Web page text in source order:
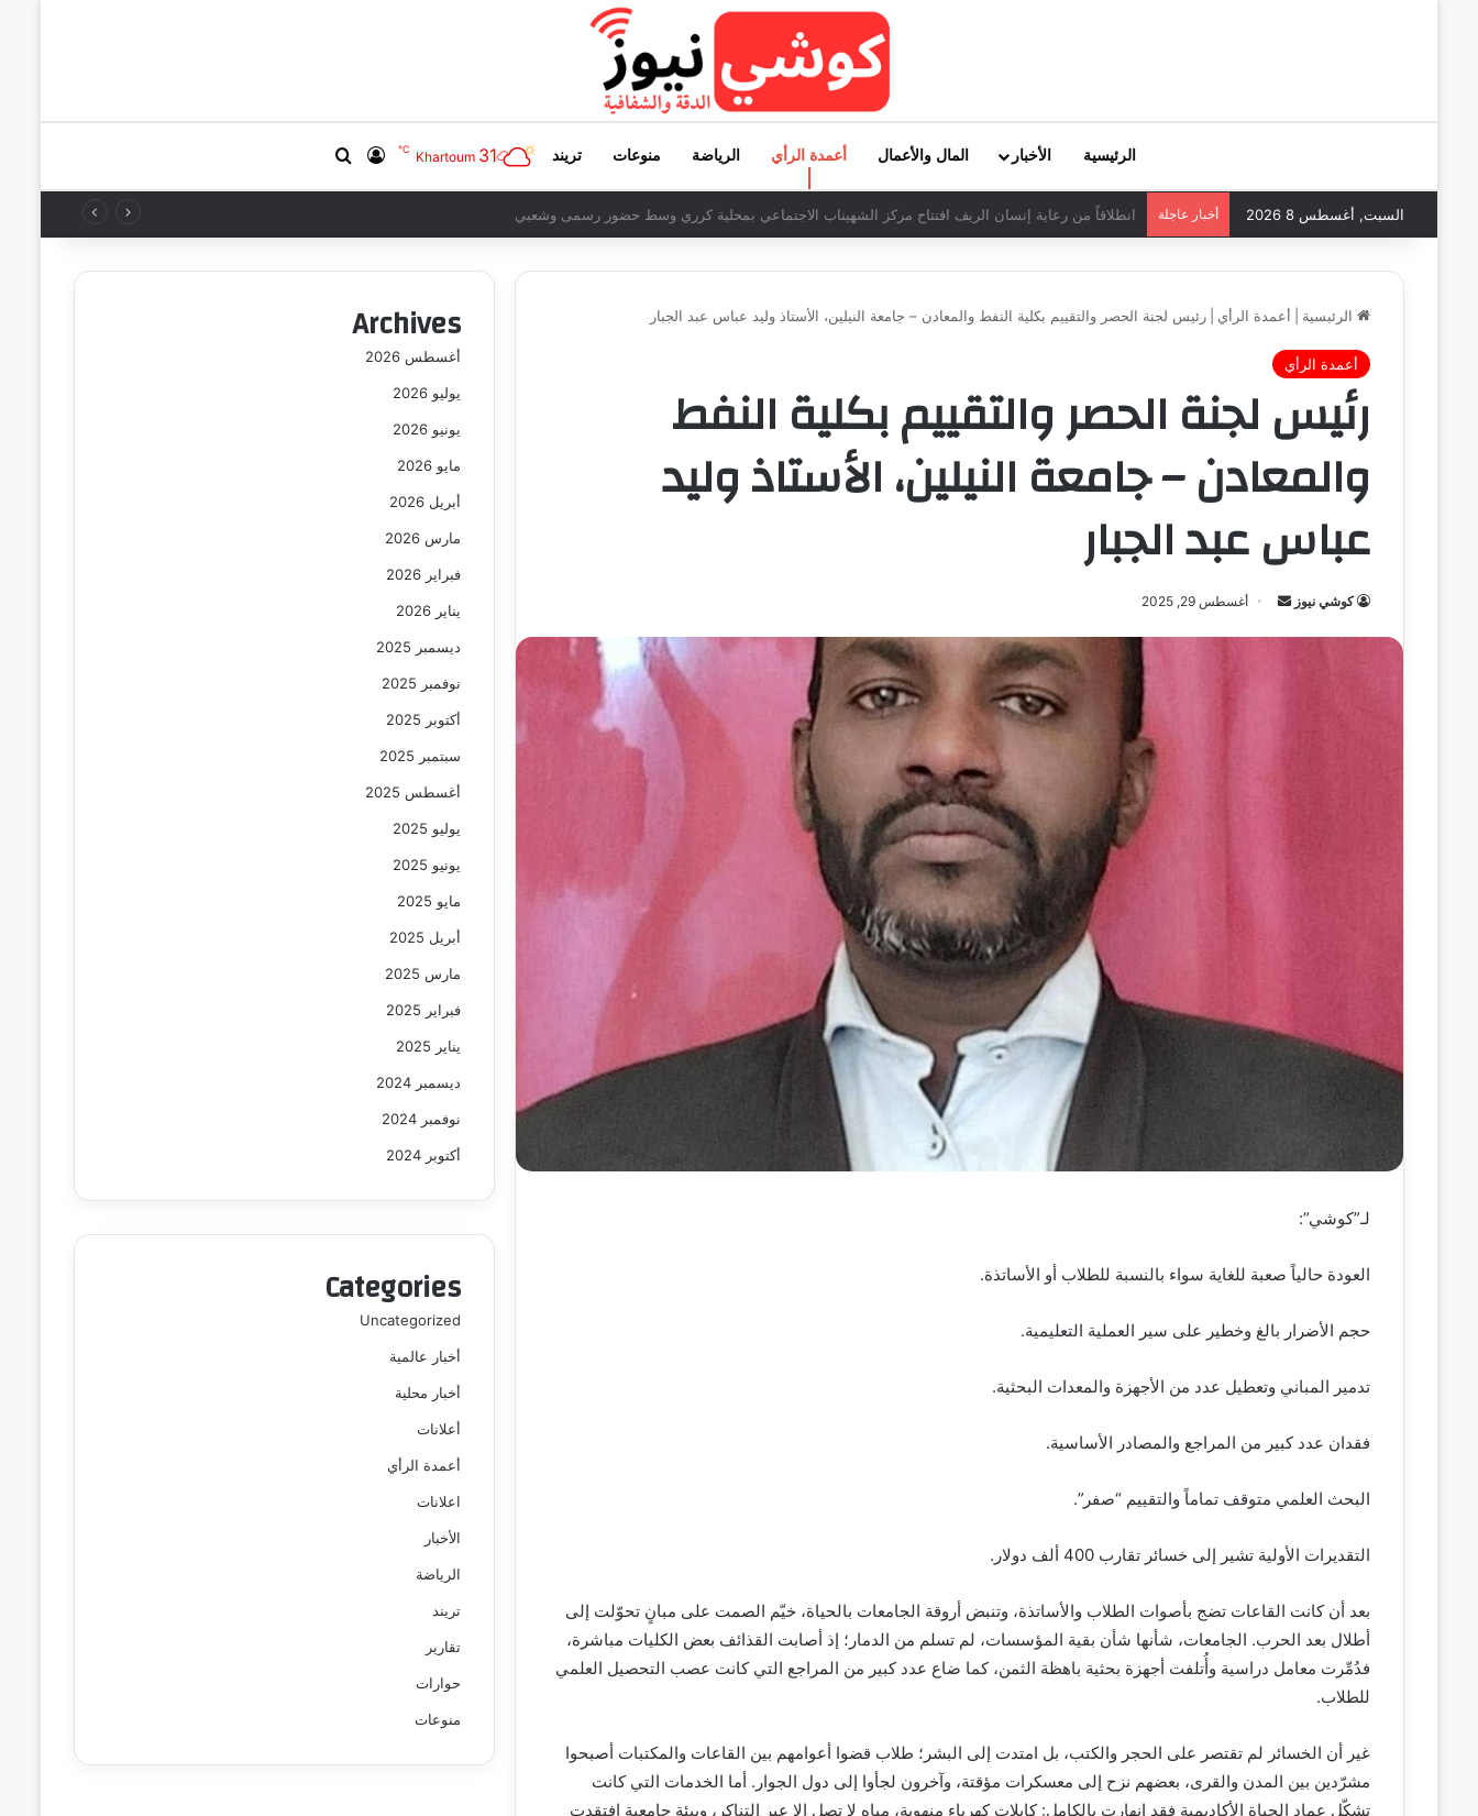
الرئيسية الأخبار المال والأعمال أعمدة الرأي الرياضة منوعات تريند Khartoum 31
℃ تسجيل الدخول
السبت, أغسطس 8 2026 أخبار عاجلة وزير الثقافة والإعلام والآثار والسياحة يكتب: جيش منتصر.. وشعب مقتدر
الرئيسية أعمدة الرأي رئيس لجنة الحصر والتقييم بكلية النفط والمعادن – جامعة النيلين، الأستاذ وليد عباس عبد الجبار
أعمدة الرأي
رئيس لجنة الحصر والتقييم بكلية النفط
والمعادن – جامعة النيلين، الأستاذ وليد
عباس عبد الجبار
كوشي نيوز أغسطس 29, 2025
لـ”كوشي”:
العودة حالياً صعبة للغاية سواء بالنسبة للطلاب أو الأساتذة.
حجم الأضرار بالغ وخطير على سير العملية التعليمية.
تدمير المباني وتعطيل عدد من الأجهزة والمعدات البحثية.
فقدان عدد كبير من المراجع والمصادر الأساسية.
البحث العلمي متوقف تماماً والتقييم “صفر”.
التقديرات الأولية تشير إلى خسائر تقارب 400 ألف دولار.
بعد أن كانت القاعات تضج بأصوات الطلاب والأساتذة، وتنبض أروقة الجامعات بالحياة، خيّم الصمت على مبانٍ تحوّلت إلى
أطلال بعد الحرب. الجامعات، شأنها شأن بقية المؤسسات، لم تسلم من الدمار؛ إذ أصابت القذائف بعض الكليات مباشرة،
فدُمِّرت معامل دراسية وأُتلفت أجهزة بحثية باهظة الثمن، كما ضاع عدد كبير من المراجع التي كانت عصب التحصيل العلمي
للطلاب.
غير أن الخسائر لم تقتصر على الحجر والكتب، بل امتدت إلى البشر؛ طلاب قضوا أعوامهم بين القاعات والمكتبات أصبحوا
مشرّدين بين المدن والقرى، بعضهم نزح إلى معسكرات مؤقتة، وآخرون لجأوا إلى دول الجوار. أما الخدمات التي كانت
تشكّل عماد الحياة الأكاديمية فقد انهارت بالكامل: كابلات كهرباء منهوبة، مياه لا تصل إلا عبر التناكر، وبيئة جامعية افتقدت
Archives
أغسطس 2026
يوليو 2026
يونيو 2026
مايو 2026
أبريل 2026
مارس 2026
فبراير 2026
يناير 2026
ديسمبر 2025
نوفمبر 2025
أكتوبر 2025
سبتمبر 2025
أغسطس 2025
يوليو 2025
يونيو 2025
مايو 2025
أبريل 2025
مارس 2025
فبراير 2025
يناير 2025
ديسمبر 2024
نوفمبر 2024
أكتوبر 2024
Categories
Uncategorized
أخبار عالمية
أخبار محلية
أعلانات
أعمدة الرأي
اعلانات
الأخبار
الرياضة
تريند
تقارير
حوارات
منوعات